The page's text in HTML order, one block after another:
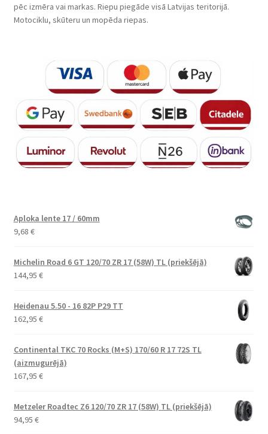
pēc izmēra vai markas. Riepu piegāde visā Latvijas teritorijā.
Motociklu, skūteru un mopēda riepas.
Aploka lente 17 / 60mm
9,68 €
Michelin Road 6 GT 120/70 ZR 17 (58W) TL (priekšējā)
144,95 €
Heidenau 5.50 - 16 82P P29 TT
162,95 €
Continental TKC 70 Rocks (M+S) 170/60 R 17 72S TL
(aizmugurējā)
167,95 €
Metzeler Roadtec Z6 120/70 ZR 17 (58W) TL (priekšējā)
94,95 €